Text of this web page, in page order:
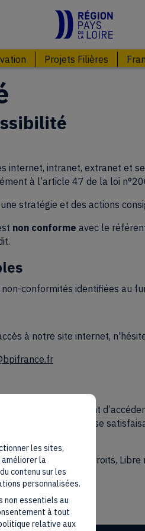
Projets Filières
internet, intranet, extranet et
à l’article 47 de la loi
stratégie et des actions
non conforme avec le
conformités identifiées au
à notre site internet,
vous empêchant
à obtenir une réponse
: Défenseur des droits,
les sites,
la
contenu sur les
personnalisées.
non essentiels au
à tout
relative aux